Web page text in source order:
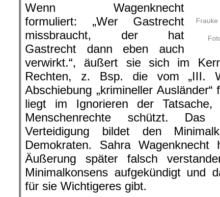
Frauke
Wenn Wagenknecht
formuliert: „Wer Gastrecht
missbraucht, der hat
Gastrecht dann eben auch
verwirkt.“, äußert sie sich im
Rechten, z. Bsp. die vom „III.
Abschiebung „krimineller
liegt im Ignorieren der
Menschenrechte schützt.
Verteidigung bildet den
Demokraten. Sahra
Äußerung später falsch
Minimalkonsens aufgekündigt und
für sie Wichtigeres gibt.